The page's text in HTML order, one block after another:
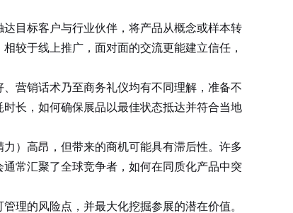
目标客户与行业伙伴，将产品从概念或样本转
较于线上推广，面对面的交流更能建立信任，
营销话术乃至商务礼仪均有不同理解，准备不
长，如何确保展品以最佳状态抵达并符合当地
）高昂，但带来的商机可能具有滞后性。许多
常汇聚了全球竞争者，如何在同质化产品中突
的风险点，并最大化挖掘参展的潜在价值。